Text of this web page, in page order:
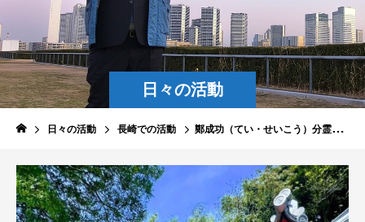
日々の活動
日々の活動 長崎での活動 鄭成功（てい・せいこう）分霊廟完成式典